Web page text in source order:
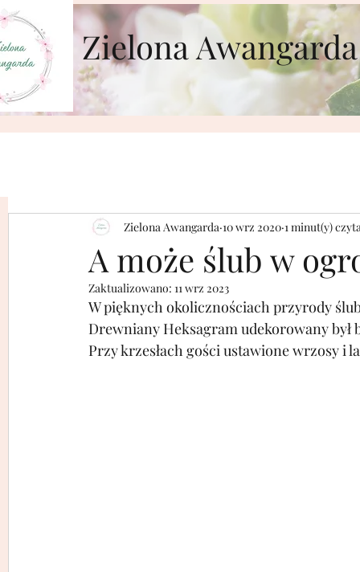
Zielona Awangarda
A może ślub w
Zielona Awangarda 10 wrz 2020 1 minut(y)
Zaktualizowano: 11 wrz 2023
W pięknych okolicznościach przyrody
Drewniany Heksagram udekorowany był
Przy krzesłach gości ustawione wrzosy i